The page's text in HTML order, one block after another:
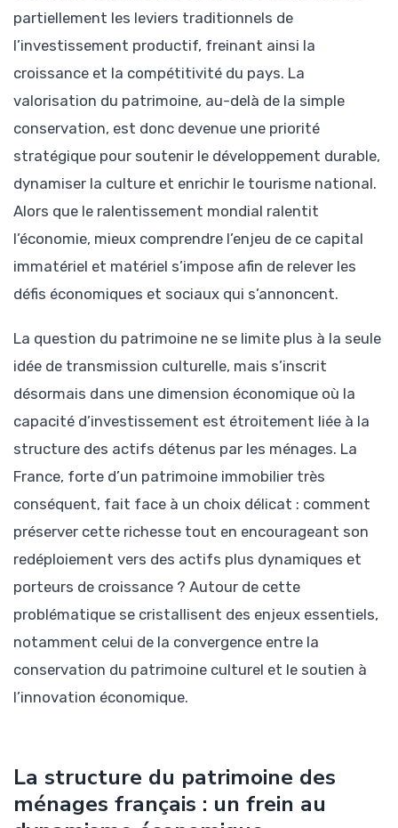
partiellement les leviers traditionnels de
l’investissement productif, freinant ainsi la
croissance et la compétitivité du pays. La
valorisation du patrimoine, au-delà de la simple
conservation, est donc devenue une priorité
stratégique pour soutenir le développement durable,
dynamiser la culture et enrichir le tourisme national.
Alors que le ralentissement mondial ralentit
l’économie, mieux comprendre l’enjeu de ce capital
immatériel et matériel s’impose afin de relever les
défis économiques et sociaux qui s’annoncent.
La question du patrimoine ne se limite plus à la seule
idée de transmission culturelle, mais s’inscrit
désormais dans une dimension économique où la
capacité d’investissement est étroitement liée à la
structure des actifs détenus par les ménages. La
France, forte d’un patrimoine immobilier très
conséquent, fait face à un choix délicat : comment
préserver cette richesse tout en encourageant son
redéploiement vers des actifs plus dynamiques et
porteurs de croissance ? Autour de cette
problématique se cristallisent des enjeux essentiels,
notamment celui de la convergence entre la
conservation du patrimoine culturel et le soutien à
l’innovation économique.
La structure du patrimoine des
ménages français : un frein au